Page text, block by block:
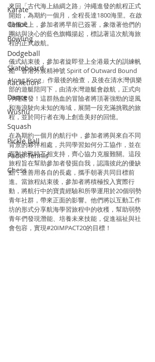
Karate
Canoe
Bowling
Dodgeball
Skateboard
Racketlon
Dance
Wushu
Squash
Pickle Ball
Padel Tennis
Chess
來回「古代海上絲綢之路」沖繩進發的航程正式
開始，為期約一個月，全程長達1800海里。在啟
航儀式上，參加者將早前已簽署，象徵著他們的
團結與決心的藍色旗幟揚起，標誌著這次航海旅
程的正式啟航。
儀式結束後，參加者旋即登上全港最大的訓練帆
船「香港外展精神號 Spirit of Outward Bound
Hong Kong」作最後的檢查，及後在清水灣俱樂
部的遊艇陪同下，由清水灣遊艇會啟航，正式向
沖繩進發！這群熱血的冒險者將頂著強勁的逆風
和海浪駛向未知的海域，展開一段充滿挑戰的旅
程，並於同行者在海上創造美好的回憶。
在為期約一個月的航行中，參加者將與來自不同
背景的夥伴相處，共同學習如何分工協作，並在
面對挑戰時互相支持，齊心協力克服難關。這段
旅程旨在幫助參加者發掘自我，認識彼此的優缺
點，並善用各自的長處，攜手朝著共同目標前
進。當旅程結束後，參加者將積極投入實際行
動，將航行中的寶貴經驗和所學運用於20個弱勢
青年社群，帶來正面的影響。他們將以互動工作
坊的形式分享航海學習旅程中的收穫，幫助弱勢
青年們發現潛能、培養未來技能，促進福祉與社
會包容，實現#20IMPACT20的目標！